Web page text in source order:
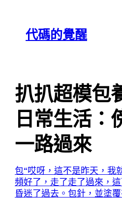
content代碼的覺醒
扒扒超模包
日常生活：
一路過來
包“哎呀，這不是昨天，我
頻好了，走了走了過來，
昏迷了過去。 包針，並塗